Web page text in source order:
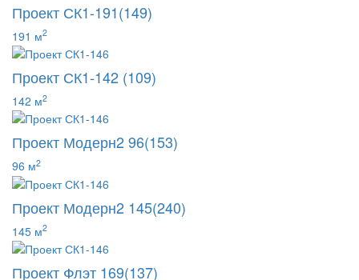
Проект СК1-191(149)
191 м2
Проект СК1-142 (109)
142 м2
Проект Модерн2 96(153)
96 м2
Проект Модерн2 145(240)
145 м2
Проект Флэт 169(137)